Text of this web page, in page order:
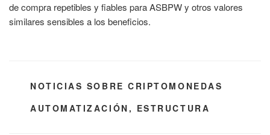
de compra repetibles y fiables para ASBPW y otros valores
similares sensibles a los beneficios.
CATEGORÍAS
NOTICIAS SOBRE CRIPTOMONEDAS
ETIQUETAS
AUTOMATIZACIÓN , ESTRUCTURA